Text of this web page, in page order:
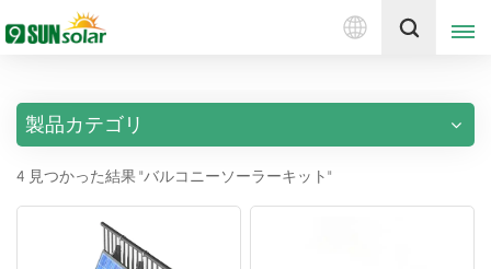
日
Deutsch
見積もりを取得する
製品カテゴリ
4 見つかった結果 "バルコニーソーラーキット"